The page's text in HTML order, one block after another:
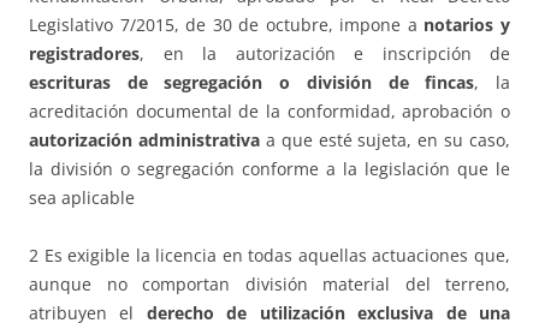
Legislativo 7/2015, de 30 de octubre, impone a notarios y
registradores, en la autorización e inscripción de
escrituras de segregación o división de fincas, la
acreditación documental de la conformidad, aprobación o
autorización administrativaa que esté sujeta, en su caso,
la división o segregación conforme a la legislación que le
sea aplicable
2 Es exigible la licencia en todas aquellas actuaciones que,
aunque no comportan división material del terreno,
atribuyen el derecho de utilización exclusiva de una